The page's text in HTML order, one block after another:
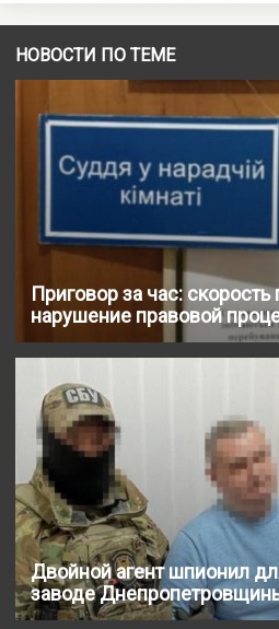
НОВОСТИ ПО ТЕМЕ
Приговор за час:
нарушение правовой
Двойной агент шпионил
заводе